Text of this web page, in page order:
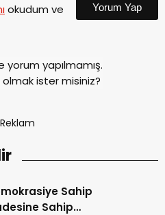
okudum ve
Yorum Yap
yorum yapılmamış.
ister misiniz?
Sahip
Sahip